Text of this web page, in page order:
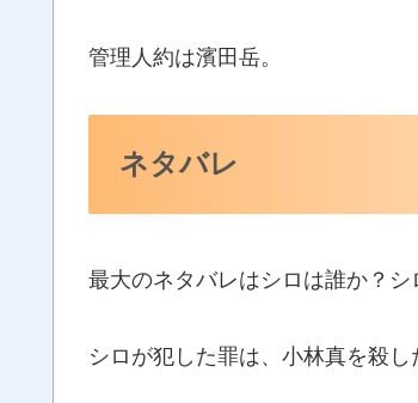
管理人約は濱田岳。
ネタバレ
最大のネタバレはシロは誰か？シ
シロが犯した罪は、小林真を殺し